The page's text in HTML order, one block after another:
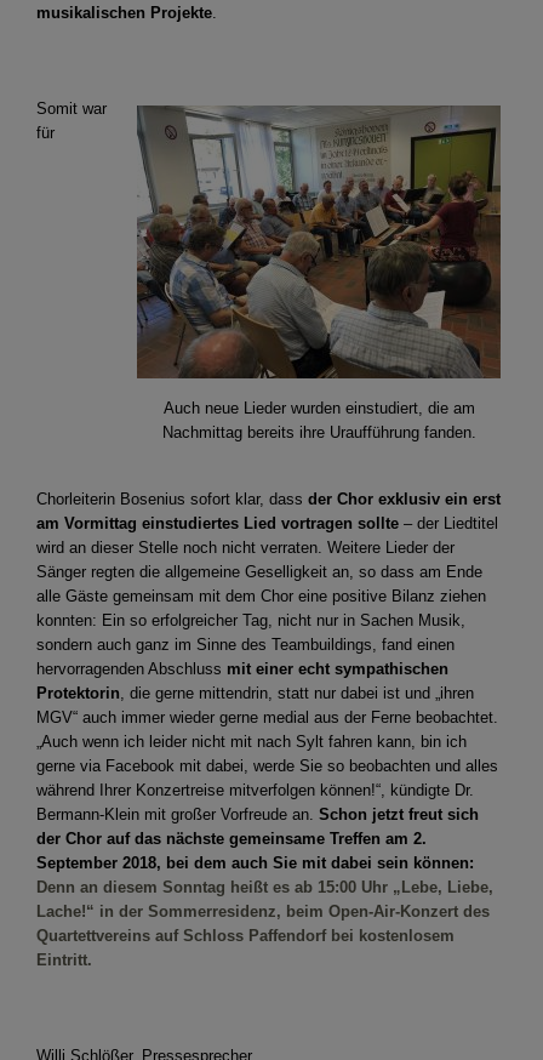
musikalischen Projekte.
Auch neue Lieder wurden einstudiert, die am
Nachmittag bereits ihre Uraufführung fanden.
Somit war
für
Chorleiterin Bosenius sofort klar, dass der Chor exklusiv ein erst
am Vormittag einstudiertes Lied vortragen sollte – der Liedtitel
wird an dieser Stelle noch nicht verraten. Weitere Lieder der
Sänger regten die allgemeine Geselligkeit an, so dass am Ende
alle Gäste gemeinsam mit dem Chor eine positive Bilanz ziehen
konnten: Ein so erfolgreicher Tag, nicht nur in Sachen Musik,
sondern auch ganz im Sinne des Teambuildings, fand einen
hervorragenden Abschluss mit einer echt sympathischen
Protektorin, die gerne mittendrin, statt nur dabei ist und „ihren
MGV“ auch immer wieder gerne medial aus der Ferne beobachtet.
„Auch wenn ich leider nicht mit nach Sylt fahren kann, bin ich
gerne via Facebook mit dabei, werde Sie so beobachten und alles
während Ihrer Konzertreise mitverfolgen können!“, kündigte Dr.
Bermann-Klein mit großer Vorfreude an. Schon jetzt freut sich
der Chor auf das nächste gemeinsame Treffen am 2.
September 2018, bei dem auch Sie mit dabei sein können:
Denn an diesem Sonntag heißt es ab 15:00 Uhr „Lebe, Liebe,
Lache!“ in der Sommerresidenz, beim Open-Air-Konzert des
Quartettvereins auf Schloss Paffendorf bei kostenlosem
Eintritt.
Willi Schlößer, Pressesprecher